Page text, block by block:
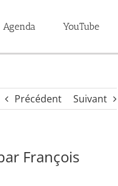
Agenda YouTube
Précédent Suivant
François